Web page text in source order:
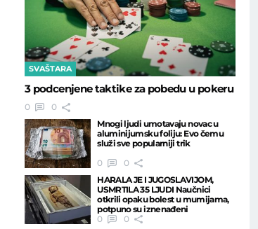
SVAŠTARA
3 podcenjene taktike za pobedu u pokeru
0
0
Mnogi ljudi umotavaju novac u
aluminijumsku foliju: Evo čemu
služi sve popularniji trik
0
0
HARALA JE I JUGOSLAVIJOM,
USMRTILA 35 LJUDI Naučnici
otkrili opaku bolest u mumijama,
potpuno su iznenađeni
0
0